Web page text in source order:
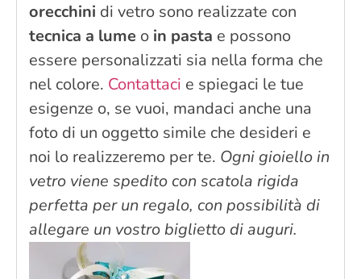
orecchini di vetro sono realizzate con
tecnica a lume o in pasta e possono
essere personalizzati sia nella forma che
nel colore. Contattaci e spiegaci le tue
esigenze o, se vuoi, mandaci anche una
foto di un oggetto simile che desideri e
noi lo realizzeremo per te. Ogni gioiello in
vetro viene spedito con scatola rigida
perfetta per un regalo, con possibilità di
allegare un vostro biglietto di auguri.